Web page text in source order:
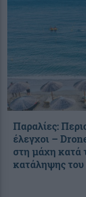
Παραλίες:
έλεγχοι –
στη μάχη κατά
κατάληψης του